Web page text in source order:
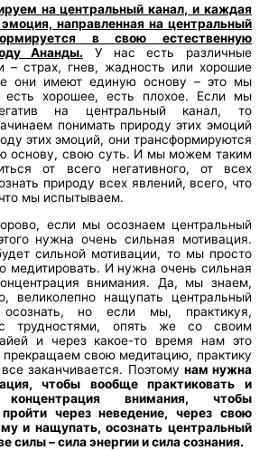
на центральный канал, и каждая
направленная на центральный
в свою естественную
Ананды. У нас есть различные
– страх, гнев, жадность или хорошие
они имеют единую основу – это мы
есть хорошее, есть плохое. Если мы
на центральный канал, то
понимать природу этих эмоций
этих эмоций, они трансформируются
основу, свою суть. И мы можем таким
от всего негативного, от всех
природу всех явлений, всего, что
мы испытываем.
если мы осознаем центральный
нужна очень сильная мотивация.
сильной мотивации, то мы просто
медитировать. И нужна очень сильная
внимания. Да, мы знаем,
великолепно нащупать центральный
но если мы, практикуя,
с трудностями, опять же со своим
и через какое-то время нам это
свою медитацию, практику
заканчивается. Поэтому нам нужна
чтобы вообще практиковать и
концентрация внимания, чтобы
пройти через неведение, через свою
и нащупать, осознать центральный
силы – сила энергии и сила сознания.